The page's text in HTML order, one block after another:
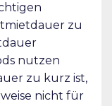
zu
nutzen
zu kurz ist,
nicht für